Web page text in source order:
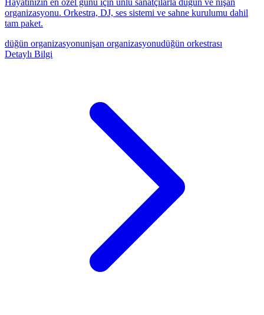
Hayatınızın en özel günü için ünlü sanatçılarla düğün ve nişan
organizasyonu. Orkestra, DJ, ses sistemi ve sahne kurulumu dahil
tam paket.
düğün organizasyonunişan organizasyonudüğün orkestrası
Detaylı Bilgi